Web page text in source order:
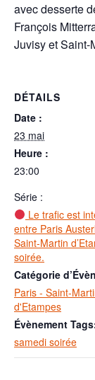
avec desserte
François
Juvisy et Saint-
DÉTAILS
Date :
23 mai
Heure :
23:00
Série :
Le trafic est
entre Paris
Saint-Martin
soirée.
Catégorie
Paris - Saint-
d'Etampes
Évènement
samedi soirée